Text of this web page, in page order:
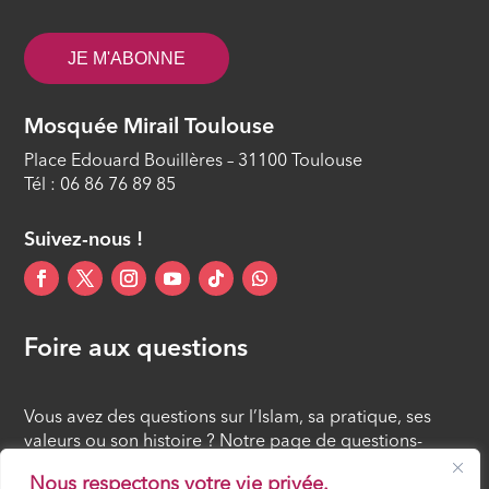
Nous respectons votre vie privée.
JE M'ABONNE
Mosquée Mirail Toulouse
Place Edouard Bouillères – 31100 Toulouse
Tél : 06 86 76 89 85
Suivez-nous !
Foire aux questions
Vous avez des questions sur l’Islam, sa pratique, ses
valeurs ou son histoire ? Notre page de questions-
réponses rassemble des réponses claires et accessibles